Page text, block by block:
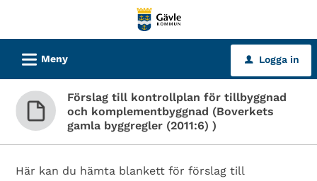
tjänster
Gävle
kommun
L Meny u Logga in
Förslag till kontrollplan för tillbyggnad
och komplementbyggnad (Boverkets
gamla byggregler (2011:6) )
Här kan du hämta blankett för förslag till